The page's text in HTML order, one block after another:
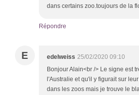
dans certains zoo.toujours de la
Répondre
E edelweiss 25/02/2020 09:10
Bonjour Alain<br /> Le signe est
l'Australie et qu'il y figurait sur
dans les zoos mais je trouve le